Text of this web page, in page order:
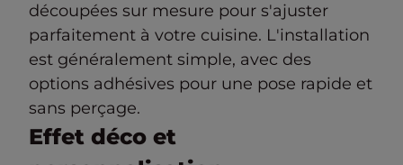
découpées sur mesure pour s'ajuster
parfaitement à votre cuisine. L'installation
est généralement simple, avec des
options adhésives pour une pose rapide et
sans perçage.
Effet déco et